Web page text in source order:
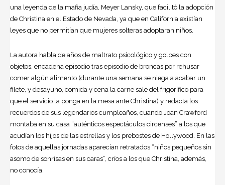
una leyenda de la mafia judía, Meyer Lansky, que facilitó la adopción
de Christina en el Estado de Nevada, ya que en California existían
leyes que no permitían que mujeres solteras adoptaran niños.
La autora habla de años de maltrato psicológico y golpes con
objetos, encadena episodio tras episodio de broncas por rehusar
comer algún alimento (durante una semana se niega a acabar un
filete, y desayuno, comida y cena la carne sale del frigorífico para
que el servicio la ponga en la mesa ante Christina) y redacta los
recuerdos de sus legendarios cumpleaños, cuando Joan Crawford
montaba en su casa “auténticos espectáculos circenses” a los que
acudían los hijos de las estrellas y los prebostes de Hollywood. En las
fotos de aquellas jornadas aparecían retratados “niños pequeños sin
asomo de sonrisas en sus caras”, críos a los que Christina, además,
no conocía.